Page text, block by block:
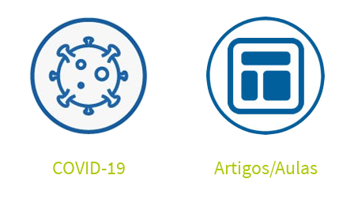
COVID-19 Artigos/Aulas